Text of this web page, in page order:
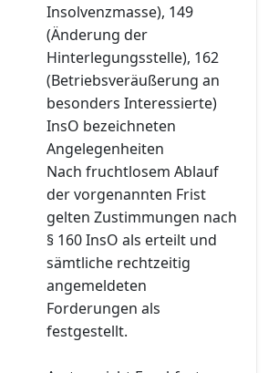
Insolvenzmasse), 149
(Änderung der
Hinterlegungsstelle), 162
(Betriebsveräußerung an
besonders Interessierte)
InsO bezeichneten
Angelegenheiten
Nach fruchtlosem Ablauf
der vorgenannten Frist
gelten Zustimmungen nach
§ 160 InsO als erteilt und
sämtliche rechtzeitig
angemeldeten
Forderungen als
festgestellt.